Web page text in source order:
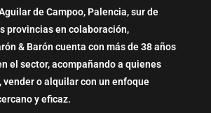
de Campoo, Palencia, sur de
provincias en colaboración,
& Barón cuenta con más de 38 años
el sector, acompañando a quienes
vender o alquilar con un enfoque
y eficaz.